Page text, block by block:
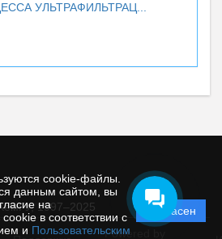
cookie-файлы.
данным сайтом, вы
на
в соответствии с
и Пользовательским
Согласен
УЛЬТРАФИЛЬТРАЦ...
1997–2025
Powered by